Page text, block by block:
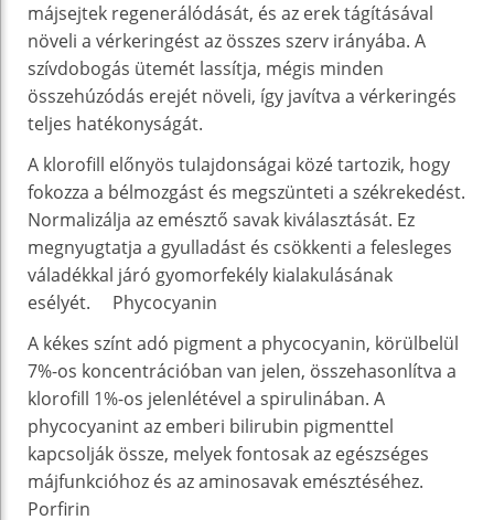
májsejtek regenerálódását, és az erek tágításával
növeli a vérkeringést az összes szerv irányába. A
szívdobogás ütemét lassítja, mégis minden
összehúzódás erejét növeli, így javítva a vérkeringés
teljes hatékonyságát.
A klorofill előnyös tulajdonságai közé tartozik, hogy
fokozza a bélmozgást és megszünteti a székrekedést.
Normalizálja az emésztő savak kiválasztását. Ez
megnyugtatja a gyulladást és csökkenti a felesleges
váladékkal járó gyomorfekély kialakulásának
esélyét. Phycocyanin
A kékes színt adó pigment a phycocyanin, körülbelül
7%-os koncentrációban van jelen, összehasonlítva a
klorofill 1%-os jelenlétével a spirulinában. A
phycocyanint az emberi bilirubin pigmenttel
kapcsolják össze, melyek fontosak az egészséges
májfunkcióhoz és az aminosavak emésztéséhez.
Porfirin